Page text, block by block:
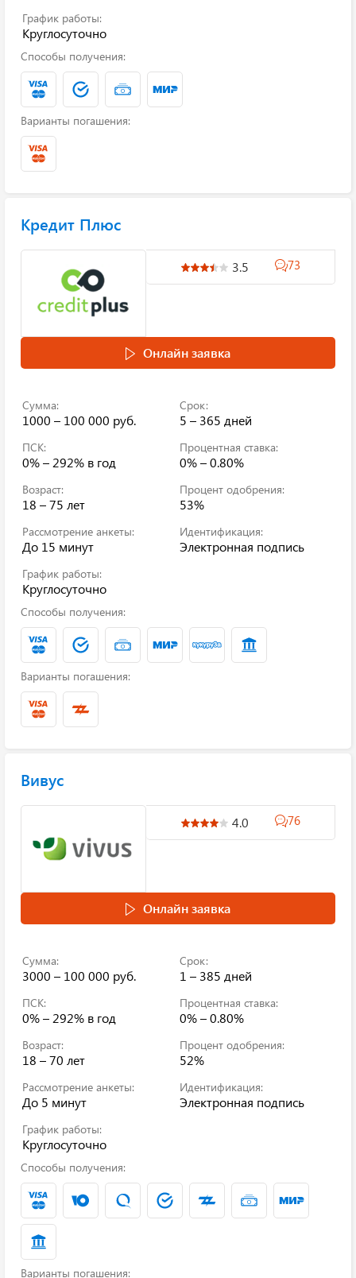
График работы:
Круглосуточно
Способы получения:
Варианты погашения:
Кредит Плюс
3.5 73
Онлайн заявка
Сумма:
1000 – 100 000 руб.
Срок:
5 – 365 дней
ПСК:
0% – 292% в год
Процентная ставка:
0% – 0.80%
Возраст:
18 – 75 лет
Процент одобрения:
53%
Рассмотрение анкеты:
До 15 минут
Идентификация:
Электронная подпись
График работы:
Круглосуточно
Способы получения:
Варианты погашения:
Вивус
4.0 76
Онлайн заявка
Сумма:
3000 – 100 000 руб.
Срок:
1 – 385 дней
ПСК:
0% – 292% в год
Процентная ставка:
0% – 0.80%
Возраст:
18 – 70 лет
Процент одобрения:
52%
Рассмотрение анкеты:
До 5 минут
Идентификация:
Электронная подпись
График работы:
Круглосуточно
Способы получения:
Варианты погашения: